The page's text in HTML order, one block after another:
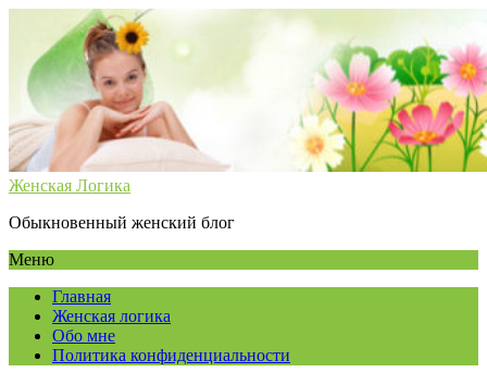
Женская Логика
Обыкновенный женский блог
Меню
Главная
Женская логика
Обо мне
Политика конфиденциальности